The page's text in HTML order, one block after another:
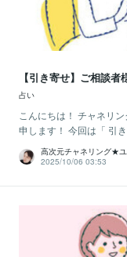
【引き寄せ】ご相談
占い
こんにちは！ チャネリ
申します！ 今回は「 引
高次元チャネリング★
2025/10/06 03:53